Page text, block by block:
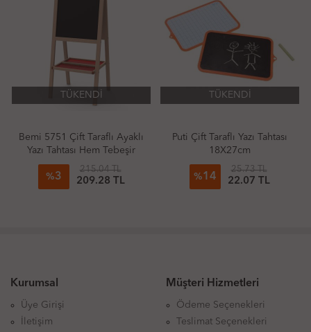
TÜKENDİ
Bemi 5751 Çift Taraflı Ayaklı
Yazı Tahtası Hem Tebeşir
Hem Kalemle Kullanım
%3
215.04 TL
209.28 TL
TÜKENDİ
Puti Çift Taraflı Yazı Tahtası
18X27cm
%14
25.73 TL
22.07 TL
Kurumsal
Üye Girişi
İletişim
Müşteri Hizmetleri
Ödeme Seçenekleri
Teslimat Seçenekleri